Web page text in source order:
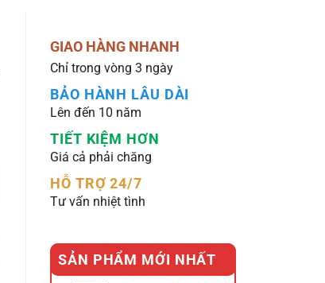
GIAO HÀNG NHANH
Chỉ trong vòng 3 ngày
BẢO HÀNH LÂU DÀI
Lên đến 10 năm
TIẾT KIỆM HƠN
Giá cả phải chăng
HỖ TRỢ 24/7
Tư vấn nhiệt tình
SẢN PHẨM MỚI NHẤT